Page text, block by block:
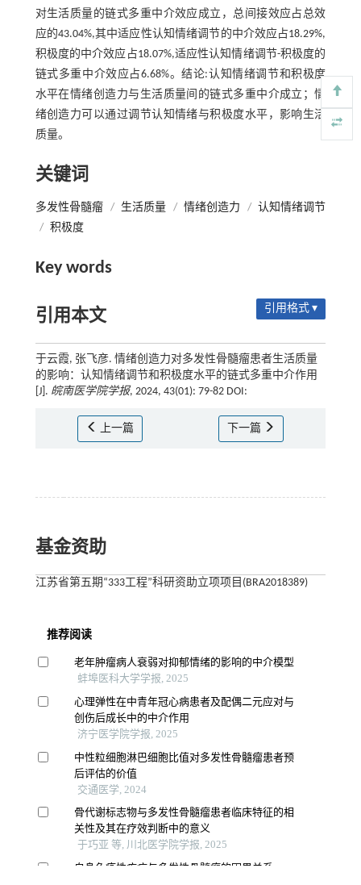
对生活质量的链式多重中介效应成立，总间接效应占总效
应的43.04%,其中适应性认知情绪调节的中介效应占18.29%,
积极度的中介效应占18.07%,适应性认知情绪调节-积极度的
链式多重中介效应占6.68%。结论:认知情绪调节和积极度
水平在情绪创造力与生活质量间的链式多重中介成立；情
绪创造力可以通过调节认知情绪与积极度水平，影响生活
质量。
关键词
多发性骨髓瘤 / 生活质量 / 情绪创造力 / 认知情绪调节
/ 积极度
Key words
引用本文 引用格式 ▾
于云霞, 张飞彦. 情绪创造力对多发性骨髓瘤患者生活质量
的影响：认知情绪调节和积极度水平的链式多重中介作用
[J]. 皖南医学院学报, 2024, 43(01): 79-82 DOI:
上一篇 下一篇
基金资助
江苏省第五期“333工程”科研资助立项项目(BRA2018389)